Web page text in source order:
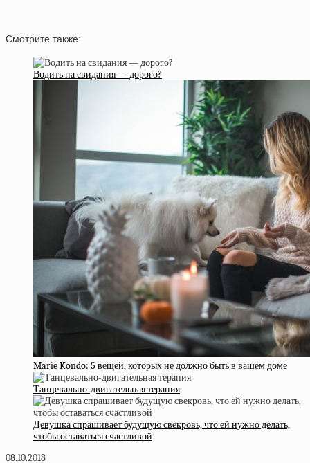
Смотрите также:
Водить на свидания — дорого?
Marie Kondo: 5 вещей, которых не должно быть в вашем доме
Танцевально-двигательная терапия
Девушка спрашивает будущую свекровь, что ей нужно делать,
чтобы оставаться счастливой
08.10.2018